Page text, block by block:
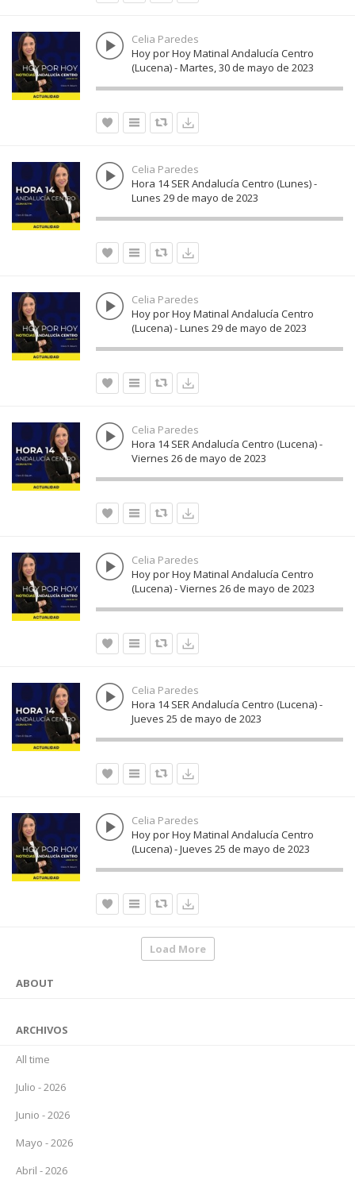
Celia Paredes
Hoy por Hoy Matinal Andalucía Centro
(Lucena) - Martes, 30 de mayo de 2023
Celia Paredes
Hora 14 SER Andalucía Centro (Lunes) -
Lunes 29 de mayo de 2023
Celia Paredes
Hoy por Hoy Matinal Andalucía Centro
(Lucena) - Lunes 29 de mayo de 2023
Celia Paredes
Hora 14 SER Andalucía Centro (Lucena) -
Viernes 26 de mayo de 2023
Celia Paredes
Hoy por Hoy Matinal Andalucía Centro
(Lucena) - Viernes 26 de mayo de 2023
Celia Paredes
Hora 14 SER Andalucía Centro (Lucena) -
Jueves 25 de mayo de 2023
Celia Paredes
Hoy por Hoy Matinal Andalucía Centro
(Lucena) - Jueves 25 de mayo de 2023
Load More
ABOUT
ARCHIVOS
All time
Julio - 2026
Junio - 2026
Mayo - 2026
Abril - 2026